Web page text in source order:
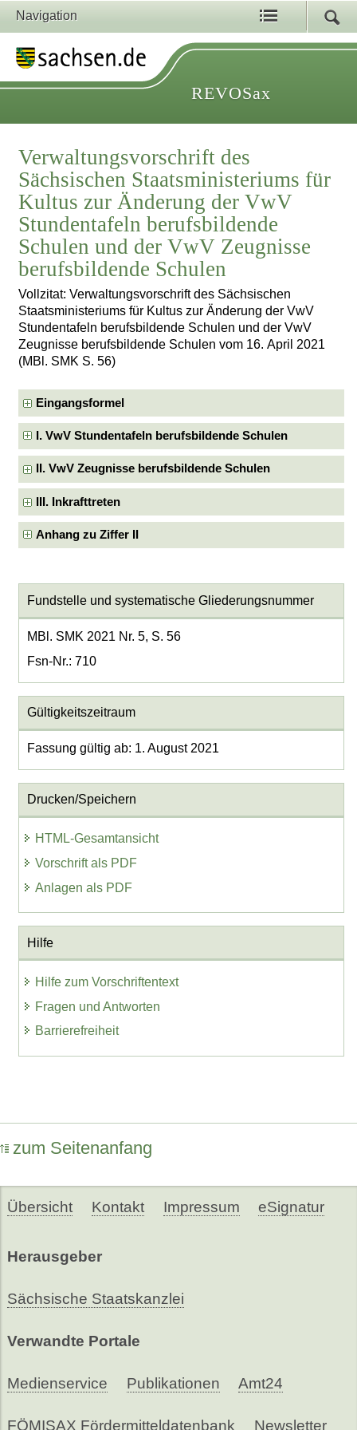
Navigation
REVOSax
Verwaltungsvorschrift des
Sächsischen Staatsministeriums für
Kultus zur Änderung der VwV
Stundentafeln berufsbildende
Schulen und der VwV Zeugnisse
berufsbildende Schulen
Vollzitat: Verwaltungsvorschrift des Sächsischen
Staatsministeriums für Kultus zur Änderung der VwV
Stundentafeln berufsbildende Schulen und der VwV
Zeugnisse berufsbildende Schulen vom 16. April 2021
(MBl. SMK S. 56)
Eingangsformel
I. VwV Stundentafeln berufsbildende Schulen
II. VwV Zeugnisse berufsbildende Schulen
III. Inkrafttreten
Anhang zu Ziffer II
Fundstelle und systematische Gliederungsnummer
MBl. SMK 2021 Nr. 5, S. 56
Fsn-Nr.: 710
Gültigkeitszeitraum
Fassung gültig ab: 1. August 2021
Drucken/Speichern
HTML-Gesamtansicht
Vorschrift als PDF
Anlagen als PDF
Hilfe
Hilfe zum Vorschriftentext
Fragen und Antworten
Barrierefreiheit
zum Seitenanfang
Übersicht Kontakt Impressum eSignatur
Herausgeber
Sächsische Staatskanzlei
Verwandte Portale
Medienservice Publikationen Amt24
FÖMISAX Fördermitteldatenbank Newsletter